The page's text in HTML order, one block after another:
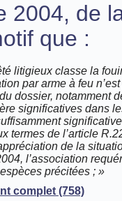
2004, de
que :
litigieux classe la
par arme à feu
dossier, notamment
significatives dans
termes de l’article
de la
l’association
précitées ; »
complet (758)